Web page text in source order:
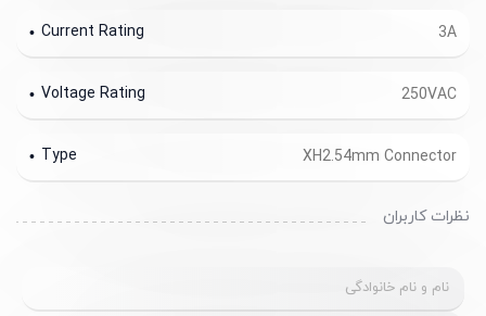
3A
Current Rating
250VAC
Voltage Rating
XH2.54mm Connector
Type
نظرات کاربران